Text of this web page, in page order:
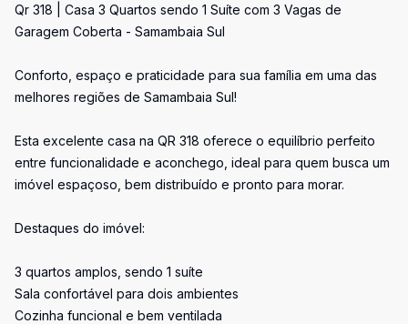
Qr 318 | Casa 3 Quartos sendo 1 Suíte com 3 Vagas de
Garagem Coberta - Samambaia Sul
Conforto, espaço e praticidade para sua família em uma das
melhores regiões de Samambaia Sul!
Esta excelente casa na QR 318 oferece o equilíbrio perfeito
entre funcionalidade e aconchego, ideal para quem busca um
imóvel espaçoso, bem distribuído e pronto para morar.
Destaques do imóvel:
3 quartos amplos, sendo 1 suíte
Sala confortável para dois ambientes
Cozinha funcional e bem ventilada